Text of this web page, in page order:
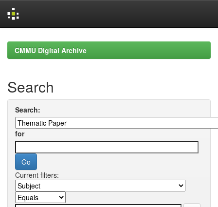
navigationCMMU Digital Archive
Search
Search:
for
Current filters: